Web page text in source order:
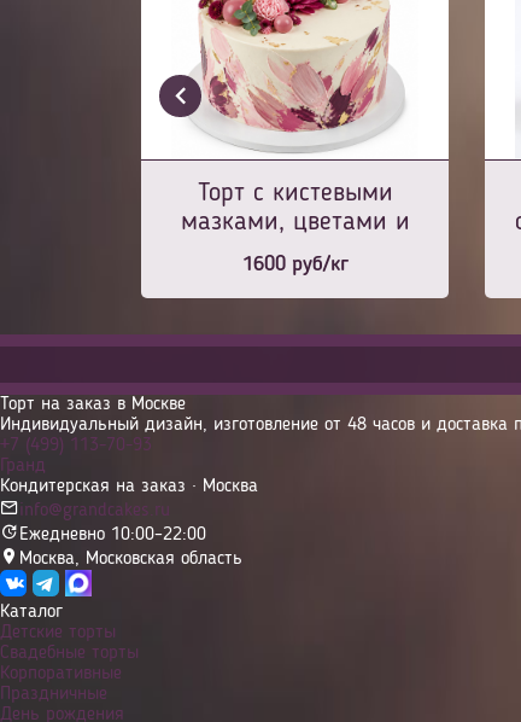
Торт с кистевыми
мазками, цветами и
золотом
1600руб/кг
Торт на заказ в Москве
Индивидуальный дизайн, изготовление от 48 часов и доставка
+7 (499) 113-70-93
Гранд
Кондитерская на заказ · Москва
info@grandcakes.ru
Ежедневно 10:00–22:00
Москва, Московская область
Каталог
Детские торты
Свадебные торты
Корпоративные
Праздничные
День рождения